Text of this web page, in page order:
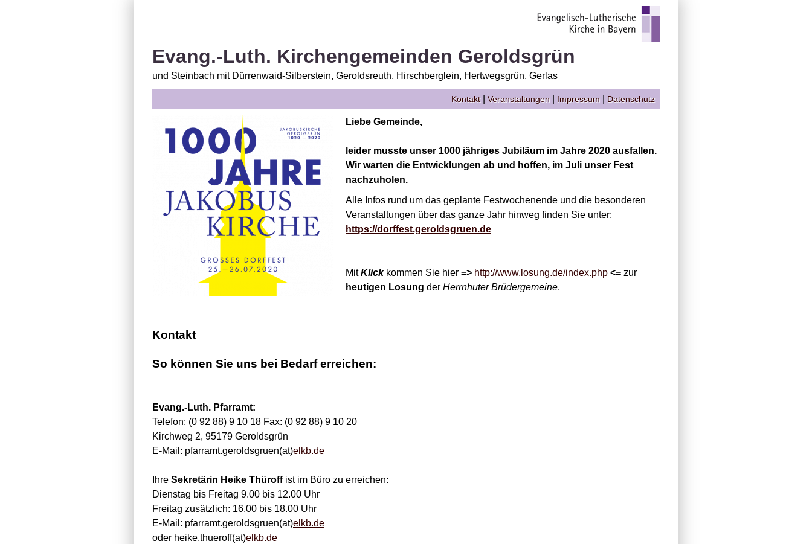
Evang.-Luth. Kirchengemeinden Geroldsgrün
und Steinbach mit Dürrenwaid-Silberstein, Geroldsreuth, Hirschberglein, Hertwegsgrün, Gerlas
Kontakt| Veranstaltungen Impressum Datenschutz
Liebe Gemeinde,
leider musste unser 1000 jähriges Jubiläum im Jahre 2020 ausfallen.
Wir warten die Entwicklungen ab und hoffen, im Juli unser Fest
nachzuholen.
Alle Infos rund um das geplante Festwochenende und die besonderen
Veranstaltungen über das ganze Jahr hinweg finden Sie unter:
https://dorffest.geroldsgruen.de
MitKlickkommen Sie hier => http://www.losung.de/index.php <= zur
heutigen Losung der Herrnhuter Brüdergemeine.
Kontakt
So können Sie uns bei Bedarf erreichen:
Evang.-Luth. Pfarramt:
Telefon: (0 92 88) 9 10 18 Fax: (0 92 88) 9 10 20
Kirchweg 2, 95179 Geroldsgrün
E-Mail: pfarramt.geroldsgruen(at)elkb.de
Ihre Sekretärin Heike Thüroffist im Büro zu erreichen:
Dienstag bis Freitag 9.00 bis 12.00 Uhr
Freitag zusätzlich: 16.00 bis 18.00 Uhr
E-Mail: pfarramt.geroldsgruen(at)elkb.de
oder heike.thueroff(at)elkb.de